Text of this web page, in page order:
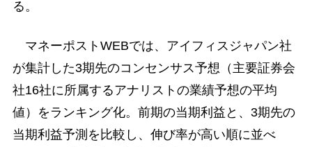
る。
マネーポストWEBでは、アイフィスジャパン社
が集計した3期先のコンセンサス予想（主要証券会
社16社に所属するアナリストの業績予想の平均
値）をランキング化。前期の当期利益と、3期先の
当期利益予測を比較し、伸び率が高い順に並べ